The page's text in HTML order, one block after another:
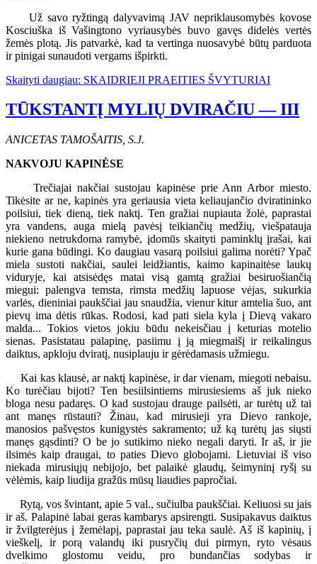
Už savo ryžtingą dalyvavimą JAV nepriklausomybės kovose
Kosciuška iš Vašingtono vyriausybės buvo gavęs didelės vertės
žemės plotą. Jis patvarkė, kad ta vertinga nuosavybė būtų parduota
ir pinigai sunaudoti vergams išpirkti.
Skaityti daugiau: SKAIDRIEJI PRAEITIES ŠVYTURIAI
TŪKSTANTĮ MYLIŲ DVIRAČIU — III
ANICETAS TAMOŠAITIS, S.J.
NAKVOJU KAPINĖSE
Trečiajai nakčiai sustojau kapinėse prie Ann Arbor miesto.
Tikėsite ar ne, kapinės yra geriausia vieta keliaujančio dviratininko
poilsiui, tiek dieną, tiek naktį. Ten gražiai nupiauta žolė, paprastai
yra vandens, auga mielą pavėsį teikiančių medžių, viešpatauja
niekieno netrukdoma ramybė, įdomūs skaityti paminklų įrašai, kai
kurie gana būdingi. Ko daugiau vasarą poilsiui galima norėti? Ypač
miela sustoti nakčiai, saulei leidžiantis, kaimo kapinaitėse laukų
viduryje, kai atsisėdęs matai visą gamtą gražiai besiruošiančią
miegui: palengva temsta, rimsta medžių lapuose vėjas, sukurkia
varlės, dieniniai paukščiai jau snaudžia, vienur kitur amtelia šuo, ant
pievų ima dėtis rūkas. Rodosi, kad pati siela kyla į Dievą vakaro
malda... Tokios vietos jokiu būdu nekeisčiau į keturias motelio
sienas. Pasistatau palapinę, pasiimu į ją miegmaišį ir reikalingus
daiktus, apkloju dviratį, nusiplauju ir gėrėdamasis užmiegu.
Kai kas klausė, ar naktį kapinėse, ir dar vienam, miegoti nebaisu.
Ko turėčiau bijoti? Ten besiilsintiems mirusiesiems aš juk nieko
bloga nesu padaręs. O kad sustojau drauge pailsėti, ar turėtų už tai
ant manęs rūstauti? Žinau, kad mirusieji yra Dievo rankoje,
manosios pašvęstos kunigystės sakramento; už ką turėtų jas siųsti
manęs gąsdinti? O be jo sutikimo nieko negali daryti. Ir aš, ir jie
ilsimės kaip draugai, to paties Dievo globojami. Lietuviai iš viso
niekada mirusiųjų nebijojo, bet palaikė glaudų, šeimyninį ryšį su
vėlėmis, kaip liudija gražūs mūsų liaudies papročiai.
Rytą, vos švintant, apie 5 val., sučiulba paukščiai. Keliuosi su jais
ir aš. Palapinė labai geras kambarys apsirengti. Susipakavus daiktus
ir žvilgterėjus į žemėlapį, paprastai jau teka saulė. Aš iš kapinių, į
vieškelį, ir porą valandų iki pusryčių dui pirmyn, ryto vėsaus
dvelkimo glostomu veidu, pro bundančias sodybas ir